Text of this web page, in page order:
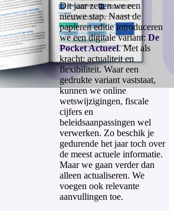
Dit jaar zetten we een
nieuwe stap. Naast de
papieren editie introduceren
we een digitale variant: De
Pocket Actueel. Met als
kracht: actualiteit en
flexibiliteit. Waar een
gedrukte variant vaststaat,
kunnen we online
wetswijzigingen, fiscale
cijfers en
beleidsaanpassingen wel
verwerken. Zo beschik je
gedurende het jaar toch over
de meest actuele informatie.
Maar we gaan verder dan
alleen actualiseren. We
voegen ook relevante
aanvullingen toe.